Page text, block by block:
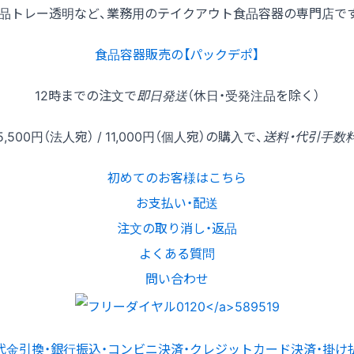
トレー透明など、業務用のテイクアウト食品容器の専門店で
食品容器販売の【パックデポ】
12時までの注文で即日発送（休日・受発注品を除く）
円（法人宛） / 11,000円（個人宛）の購入で、 送料・代引手数
初めてのお客様はこちら
お支払い・配送
注文の取り消し・返品
よくある質問
問い合わせ